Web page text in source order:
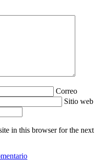
Correo
Sitio web
in this browser for the next